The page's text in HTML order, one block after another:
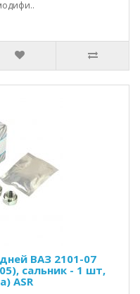
ВАЗ 2101-07
сальник - 1 шт,
ASR